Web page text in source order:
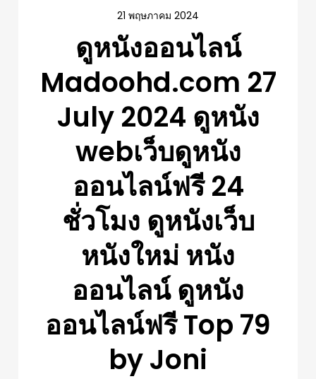
21 พฤษภาคม 2024
ดูหนังออนไลน์
Madoohd.com 27
July 2024 ดูหนัง
webเว็บดูหนัง
ออนไลน์ฟรี 24
ชั่วโมง ดูหนังเว็บ
หนังใหม่ หนัง
ออนไลน์ ดูหนัง
ออนไลน์ฟรี Top 79
by Joni